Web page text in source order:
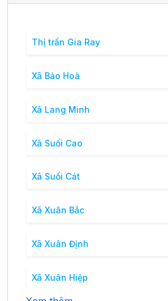
Thị trấn Gia Ray
Xã Bảo Hoà
Xã Lang Minh
Xã Suối Cao
Xã Suối Cát
Xã Xuân Bắc
Xã Xuân Định
Xã Xuân Hiệp